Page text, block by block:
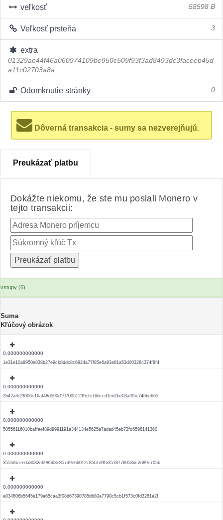
veľkosť 58598 B
Veľkosť prsteňa 3
extra
01329ae44f46a060974109be950c509f93f3ad8493dc3faceeb45d
a11c02703a8a
Odomknutie stránky 0
Dôverná transakcia - sumy sa nezverejňujú.
Preukázať platbu
Dokážte niekomu, že ste mu poslali Monero v
tejto transakcii:
vstupy (6)
Suma
Kľúčový obrázok
0.000000000000
1e31e10a9950e838b27e9cb8ddc8c6924a77f85e6a93e81a53d003284374f8f4
0.000000000000
2b42afb23006c16af48d590d1970051239cfe766ccd1ed7be03af95c746be665
0.000000000000
50556116010baffaef89d9991191a344134e5625a7adad45eb72fc6598141360
0.000000000000
355fd6ceeda8032e698563e857d9e66012c85b1d9fb3518778058dc2d89c705b
0.000000000000
a034806b5645e179a65caa3f08d67390785db80a7790c5cb1f573c0fd3281a2f